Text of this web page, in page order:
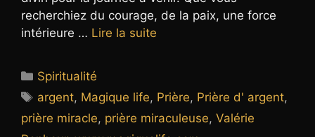
recherchiez du courage, de la paix, une force
intérieure … Lire la suite
Catégories
Spiritualité
Étiquettes
argent, Magique life, Prière, Prière d' argent,
prière miracle, prière miraculeuse, Valérie